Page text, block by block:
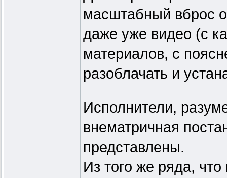
масштабный вброс
даже уже видео (с
материалов, с
разоблачать и
Исполнители,
внематричная
представлены.
Из того же ряда,